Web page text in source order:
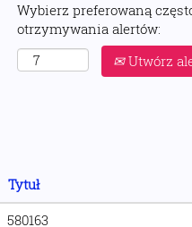
Wybierz preferowaną
otrzymywania alertów:
Utwórz
Tytuł
580163